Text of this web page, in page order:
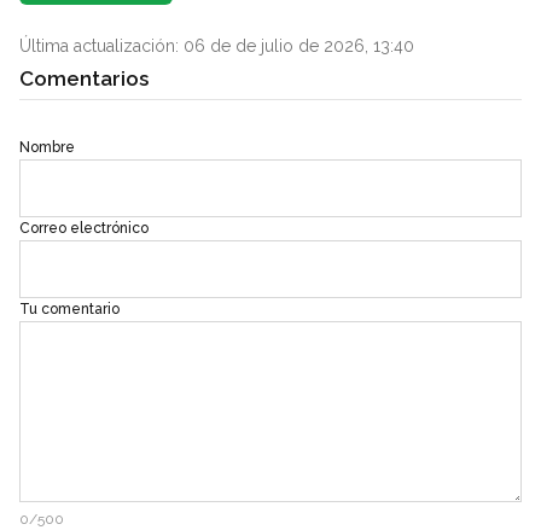
Última actualización: 06 de de julio de 2026, 13:40
Comentarios
Nombre
Correo electrónico
Tu comentario
0/500